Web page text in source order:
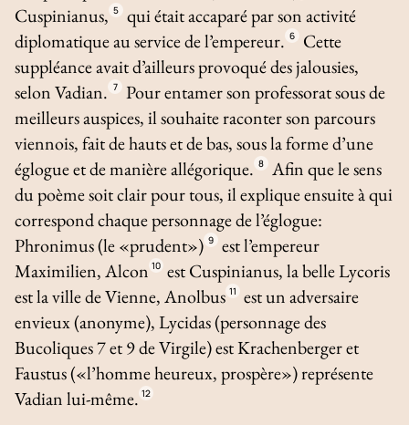
Cuspinianus, 5
qui était accaparé par son activité
diplomatique au service de l’empereur. 6
Cette
suppléance avait d’ailleurs provoqué des jalousies,
selon Vadian. 7
Pour entamer son professorat sous de
meilleurs auspices, il souhaite raconter son parcours
viennois, fait de hauts et de bas, sous la forme d’une
églogue et de manière allégorique. 8
Afin que le sens
du poème soit clair pour tous, il explique ensuite à qui
correspond chaque personnage de l’églogue:
Phronimus (le «prudent») 9
est l’empereur
Maximilien, Alcon 10 est Cuspinianus, la belle Lycoris
est la ville de Vienne, Anolbus 11
est un adversaire
envieux (anonyme), Lycidas (personnage des
Bucoliques7 et 9 de Virgile) est Krachenberger et
Faustus («l’homme heureux, prospère») représente
Vadian lui-même. 12